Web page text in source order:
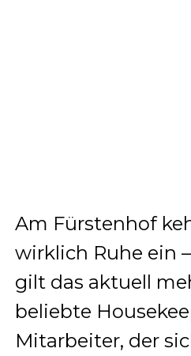
Am Fürstenhof
wirklich Ruhe ein
gilt das aktuell
beliebte
Mitarbeiter, der